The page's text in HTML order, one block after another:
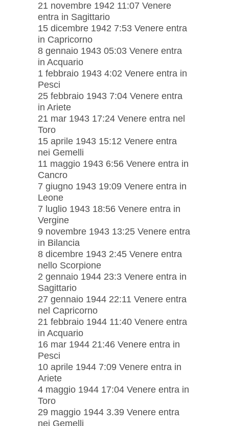
21 novembre 1942 11:07 Venere
entra in Sagittario
15 dicembre 1942 7:53 Venere entra
in Capricorno
8 gennaio 1943 05:03 Venere entra
in Acquario
1 febbraio 1943 4:02 Venere entra in
Pesci
25 febbraio 1943 7:04 Venere entra
in Ariete
21 mar 1943 17:24 Venere entra nel
Toro
15 aprile 1943 15:12 Venere entra
nei Gemelli
11 maggio 1943 6:56 Venere entra in
Cancro
7 giugno 1943 19:09 Venere entra in
Leone
7 luglio 1943 18:56 Venere entra in
Vergine
9 novembre 1943 13:25 Venere entra
in Bilancia
8 dicembre 1943 2:45 Venere entra
nello Scorpione
2 gennaio 1944 23:3 Venere entra in
Sagittario
27 gennaio 1944 22:11 Venere entra
nel Capricorno
21 febbraio 1944 11:40 Venere entra
in Acquario
16 mar 1944 21:46 Venere entra in
Pesci
10 aprile 1944 7:09 Venere entra in
Ariete
4 maggio 1944 17:04 Venere entra in
Toro
29 maggio 1944 3.39 Venere entra
nei Gemelli